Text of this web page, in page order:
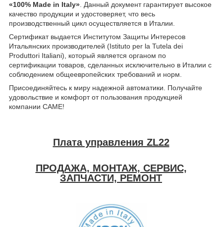
«100% Made in Italy» . Данный документ гарантирует высокое
качество продукции и удостоверяет, что весь
производственный цикл осуществляется в Италии.
Сертификат выдается Институтом Защиты Интересов
Итальянских производителей (Istituto per la Tutela dei
Produttori Italiani), который является органом по
сертификации товаров, сделанных исключительно в Италии c
соблюдением общеевропейских требований и норм.
Присоединяйтесь к миру надежной автоматики. Получайте
удовольствие и комфорт от пользования продукцией
компании CAME!
Плата управления ZL22
ПРОДАЖА, МОНТАЖ, СЕРВИС,
ЗАПЧАСТИ, РЕМОНТ